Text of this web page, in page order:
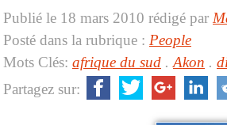
Publié le 18 mars 2010 rédigé par
Posté dans la rubrique : People
Mots Clés: afrique du sud .Akon .
Partagez sur: